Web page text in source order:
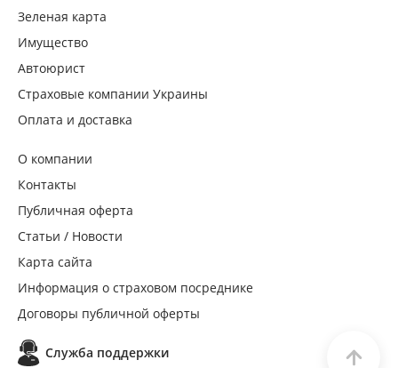
Зеленая карта
Имущество
Автоюрист
Страховые компании Украины
Оплата и доставка
О компании
Контакты
Публичная оферта
Статьи / Новости
Карта сайта
Информация о страховом посреднике
Договоры публичной оферты
Служба поддержки